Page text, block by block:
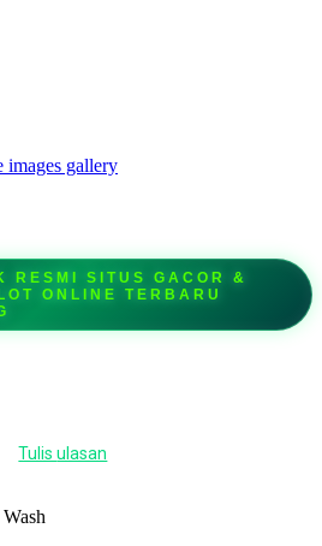
images gallery
RESMI SITUS GACOR &
ONLINE TERBARU
Tulis ulasan